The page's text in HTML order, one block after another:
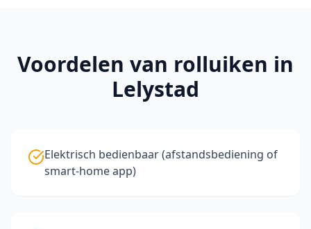
Voordelen van rolluiken in
Lelystad
Elektrisch bedienbaar (afstandsbediening of
smart-home app)